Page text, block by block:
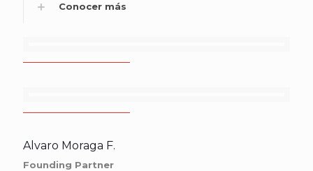
Conocer más
Alvaro Moraga F.
Founding Partner